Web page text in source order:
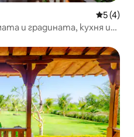
Средна
5 (4)
и градината, кухня и